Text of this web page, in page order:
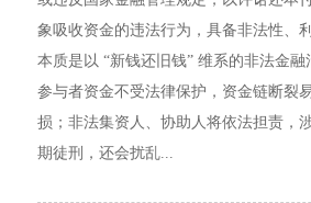
象吸收资金的违法行为，具备非法性、
本质是以 “新钱还旧钱” 维系的非法金融
参与者资金不受法律保护，资金链断裂
损；非法集资人、协助人将依法担责，
期徒刑，还会扰乱...